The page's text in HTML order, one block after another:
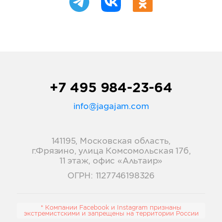
+7 495 984-23-64
info@jagajam.com
141195, Московская область,
г.Фрязино, улица Комсомольская 17б,
11 этаж, офис «Альтаир»
ОГРН: 1127746198326
* Компании Facebook и Instagram признаны
экстремистскими и запрещены на территории России